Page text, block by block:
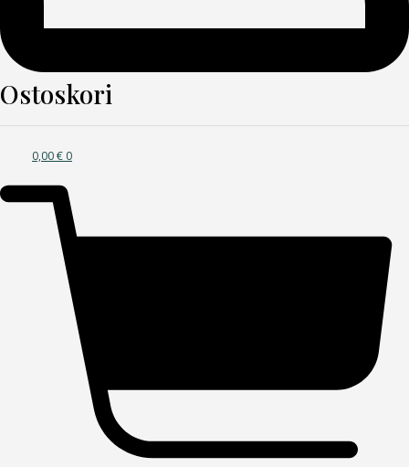
Ostoskori
0,00€ 0